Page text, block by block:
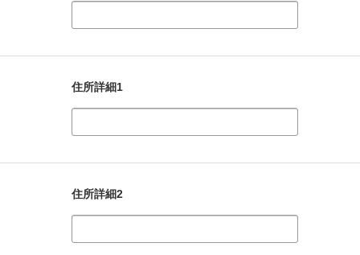
住所詳細1
住所詳細2